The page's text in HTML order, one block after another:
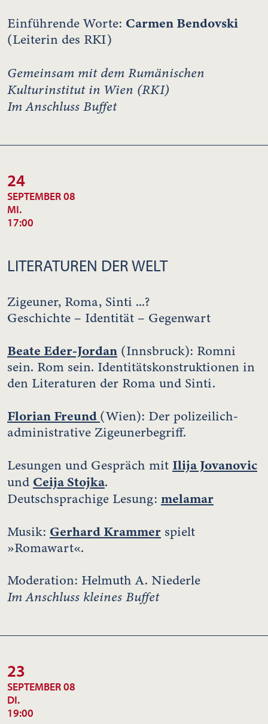
Einführende Worte: Carmen Bendovski
(Leiterin des RKI)
Gemeinsam mit dem Rumänischen
Kulturinstitut in Wien (RKI)
Im Anschluss Buffet
24
SEPTEMBER 08
MI.
17:00
LITERATUREN DER WELT
Zigeuner, Roma, Sinti ...?
Geschichte – Identität – Gegenwart
Beate Eder-Jordan (Innsbruck): Romni
sein. Rom sein. Identitätskonstruktionen in
den Literaturen der Roma und Sinti.
Florian Freund (Wien): Der polizeilich-
administrative Zigeunerbegriff.
Lesungen und Gespräch mit Ilija Jovanovic
und Ceija Stojka.
Deutschsprachige Lesung: melamar
Musik: Gerhard Krammer spielt
»Romawart«.
Moderation: Helmuth A. Niederle
Im Anschluss kleines Buffet
23
SEPTEMBER 08
DI.
19:00